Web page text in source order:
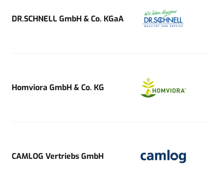
DR.SCHNELL GmbH & Co. KGaA
Homviora GmbH & Co. KG
CAMLOG Vertriebs GmbH